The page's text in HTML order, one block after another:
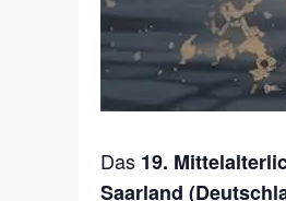
Das 19.
Saarland